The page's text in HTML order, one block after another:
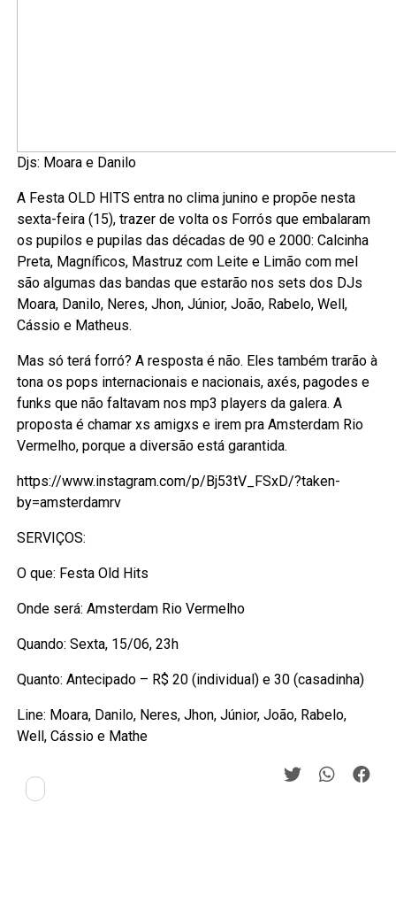
Djs: Moara e Danilo
A Festa OLD HITS entra no clima junino e propõe nesta
sexta-feira (15), trazer de volta os Forrós que embalaram
os pupilos e pupilas das décadas de 90 e 2000: Calcinha
Preta, Magníficos, Mastruz com Leite e Limão com mel
são algumas das bandas que estarão nos sets dos DJs
Moara, Danilo, Neres, Jhon, Júnior, João, Rabelo, Well,
Cássio e Matheus.
Mas só terá forró? A resposta é não. Eles também trarão à
tona os pops internacionais e nacionais, axés, pagodes e
funks que não faltavam nos mp3 players da galera. A
proposta é chamar xs amigxs e irem pra Amsterdam Rio
Vermelho, porque a diversão está garantida.
https://www.instagram.com/p/Bj53tV_FSxD/?taken-
by=amsterdamrv
SERVIÇOS:
O que: Festa Old Hits
Onde será: Amsterdam Rio Vermelho
Quando: Sexta, 15/06, 23h
Quanto: Antecipado – R$ 20 (individual) e 30 (casadinha)
Line: Moara, Danilo, Neres, Jhon, Júnior, João, Rabelo,
Well, Cássio e Mathe